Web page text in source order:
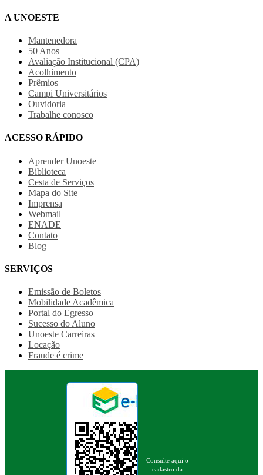
A UNOESTE
Mantenedora
50 Anos
Avaliação Institucional (CPA)
Acolhimento
Prêmios
Campi Universitários
Ouvidoria
Trabalhe conosco
ACESSO RÁPIDO
Aprender Unoeste
Biblioteca
Cesta de Serviços
Mapa do Site
Imprensa
Webmail
ENADE
Contato
Blog
SERVIÇOS
Emissão de Boletos
Mobilidade Acadêmica
Portal do Egresso
Sucesso do Aluno
Unoeste Carreiras
Locação
Fraude é crime
Consulte aqui o
cadastro da